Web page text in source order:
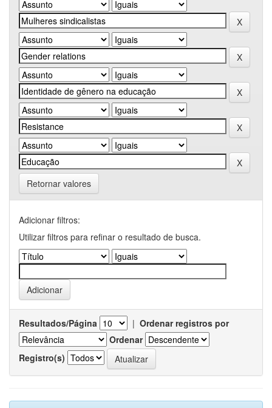
Retornar valores
Adicionar filtros:
Utilizar filtros para refinar o resultado de busca.
Resultados/Página | Ordenar registros por
Ordenar
Registro(s)